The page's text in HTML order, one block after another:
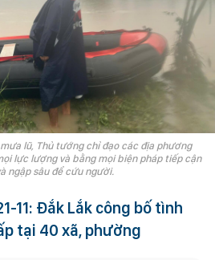
lũ, Thủ tướng chỉ đạo các địa phương
lực lượng và bằng mọi biện pháp tiếp cận
ngập sâu để cứu người.
11: Đắk Lắk công bố tình
tại 40 xã, phường